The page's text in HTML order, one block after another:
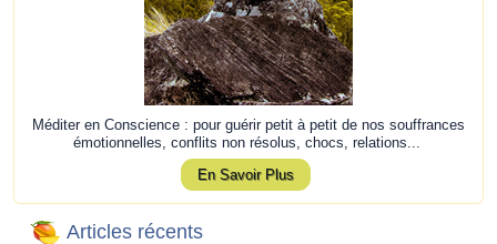
Méditer en Conscience : pour guérir petit à petit de nos souffrances
émotionnelles, conflits non résolus, chocs, relations...
En Savoir Plus
Articles récents